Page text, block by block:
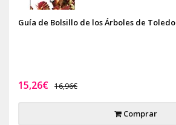
Guía de Bolsillo de los Árboles de Toledo
15,26€ 16,96€
Comprar